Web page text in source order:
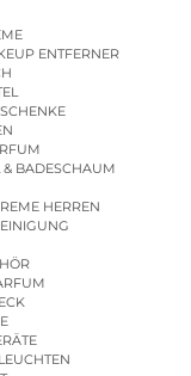
ENTFERNER
& BADESCHAUM
HERREN